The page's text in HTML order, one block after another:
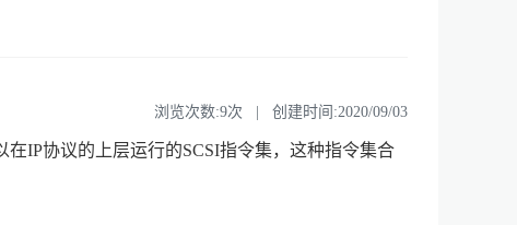
浏览次数:9次 | 创建时间:2020/09/03
IP协议的上层运行的SCSI指令集，这种指令集合